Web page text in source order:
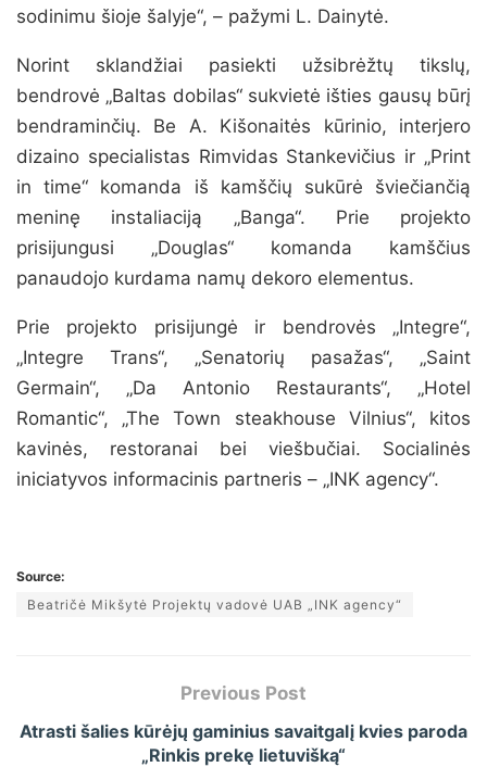
sodinimu šioje šalyje“, – pažymi L. Dainytė.
Norint sklandžiai pasiekti užsibrėžtų tikslų,
bendrovė „Baltas dobilas“ sukvietė išties gausų būrį
bendraminčių. Be A. Kišonaitės kūrinio, interjero
dizaino specialistas Rimvidas Stankevičius ir „Print
in time“ komanda iš kamščių sukūrė šviečiančią
meninę instaliaciją „Banga“. Prie projekto
prisijungusi „Douglas“ komanda kamščius
panaudojo kurdama namų dekoro elementus.
Prie projekto prisijungė ir bendrovės „Integre“,
„Integre Trans“, „Senatorių pasažas“, „Saint
Germain“, „Da Antonio Restaurants“, „Hotel
Romantic“, „The Town steakhouse Vilnius“, kitos
kavinės, restoranai bei viešbučiai. Socialinės
iniciatyvos informacinis partneris – „INK agency“.
Source:
Beatričė Mikšytė Projektų vadovė UAB „INK agency“
Previous Post
Atrasti šalies kūrėjų gaminius savaitgalį kvies paroda
„Rinkis prekę lietuvišką“